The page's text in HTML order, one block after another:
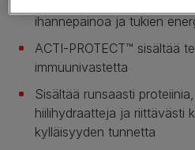
ihannepainoa ja tukien
ACTI-PROTECT™ sisältää
immuunivastetta
Sisältää runsaasti
hiilihydraatteja ja riittävästi
kylläisyyden tunnetta